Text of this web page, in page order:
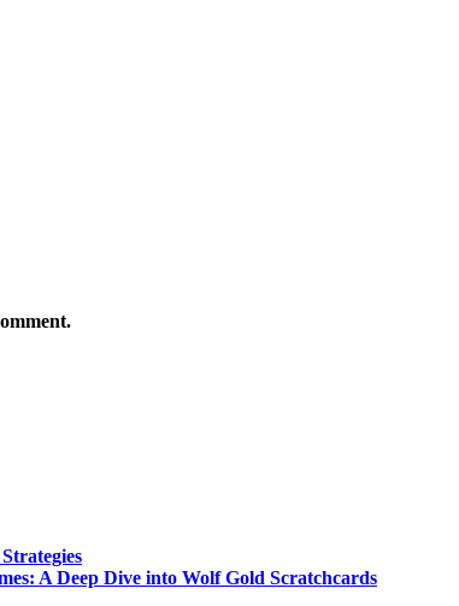
A Deep Dive into Wolf Gold Scratchcards